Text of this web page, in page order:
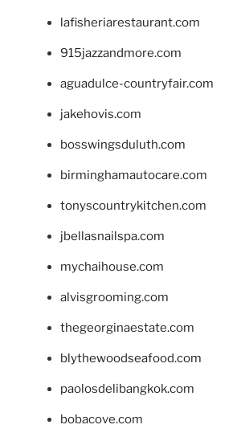
lafisheriarestaurant.com
915jazzandmore.com
aguadulce-countryfair.com
jakehovis.com
bosswingsduluth.com
birminghamautocare.com
tonyscountrykitchen.com
jbellasnailspa.com
mychaihouse.com
alvisgrooming.com
thegeorginaestate.com
blythewoodseafood.com
paolosdelibangkok.com
bobacove.com